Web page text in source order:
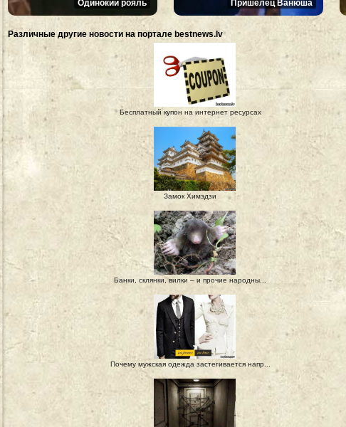
Одинокий рояль Пришелец Ванюша
Различные другие новости на портале bestnews.lv
Бесплатный купон на интернет ресурсах
Замок Химэдзи
Банки, склянки, вилки – и прочие народны...
Почему мужская одежда застегивается напр...